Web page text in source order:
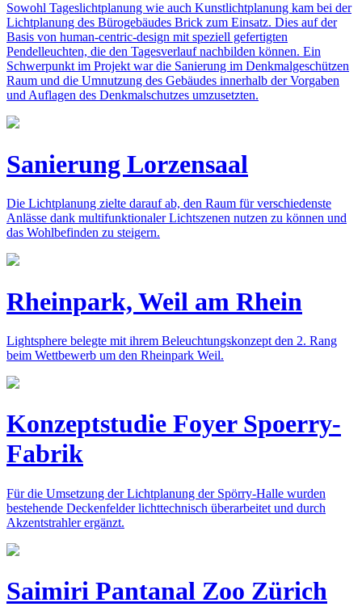
Sowohl Tageslichtplanung wie auch Kunstlichtplanung kam bei der
Lichtplanung des Bürogebäudes Brick zum Einsatz. Dies auf der
Basis von human-centric-design mit speziell gefertigten
Pendelleuchten, die den Tagesverlauf nachbilden können. Ein
Schwerpunkt im Projekt war die Sanierung im Denkmalgeschützen
Raum und die Umnutzung des Gebäudes innerhalb der Vorgaben
und Auflagen des Denkmalschutzes umzusetzten.
Sanierung Lorzensaal
Die Lichtplanung zielte darauf ab, den Raum für verschiedenste
Anlässe dank multifunktionaler Lichtszenen nutzen zu können und
das Wohlbefinden zu steigern.
Rheinpark, Weil am Rhein
Lightsphere belegte mit ihrem Beleuchtungskonzept den 2. Rang
beim Wettbewerb um den Rheinpark Weil.
Konzeptstudie Foyer Spoerry-
Fabrik
Für die Umsetzung der Lichtplanung der Spörry-Halle wurden
bestehende Deckenfelder lichttechnisch überarbeitet und durch
Akzentstrahler ergänzt.
Saimiri Pantanal Zoo Zürich